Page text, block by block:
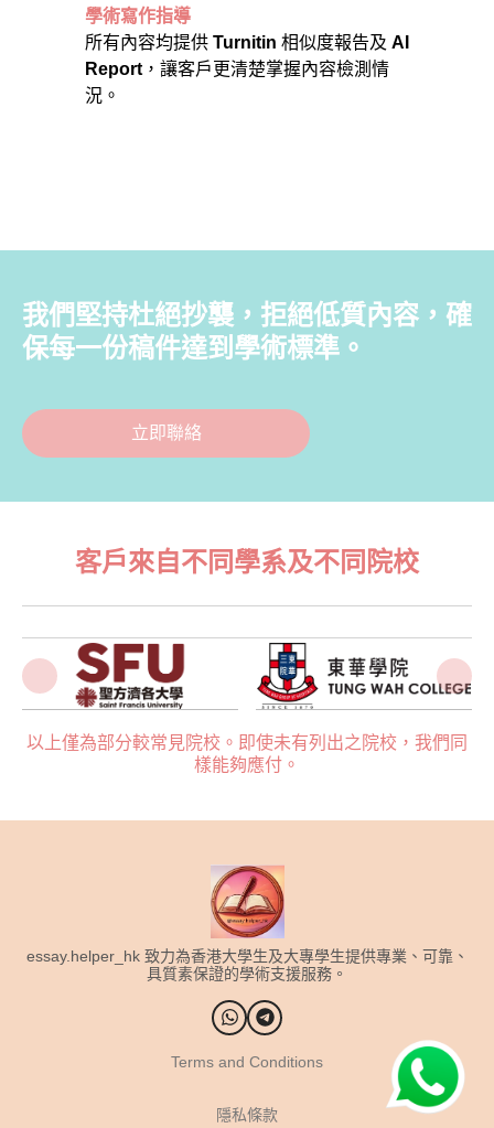
學術寫作指導
所有內容均提供 Turnitin 相似度報告及 AI
Report，讓客戶更清楚掌握內容檢測情
況。
我們堅持杜絕抄襲，拒絕低質內容，確
保每一份稿件達到學術標準。
立即聯絡
客戶來自不同學系及不同院校
以上僅為部分較常見院校。即使未有列出之院校，我們同
樣能夠應付。
essay.helper_hk 致力為香港大學生及大專學生提供專業、可靠、
具質素保證的學術支援服務。
Terms and Conditions
隱私條款